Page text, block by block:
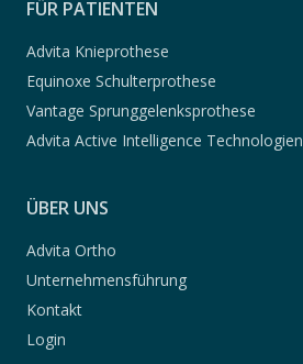
FÜR PATIENTEN
Advita Knieprothese
Equinoxe Schulterprothese
Vantage Sprunggelenksprothese
Advita Active Intelligence Technologien
ÜBER UNS
Advita Ortho
Unternehmensführung
Kontakt
Login